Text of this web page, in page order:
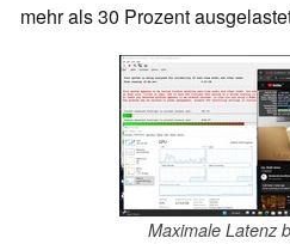
mehr als 30 Prozent
Maximale Latenz